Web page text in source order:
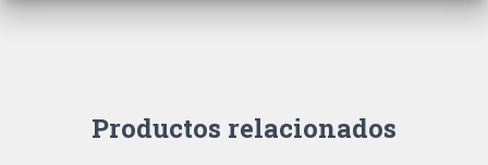
Productos relacionados